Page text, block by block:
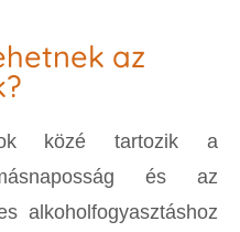
az
közé tartozik a
és az
alkoholfogyasztáshoz